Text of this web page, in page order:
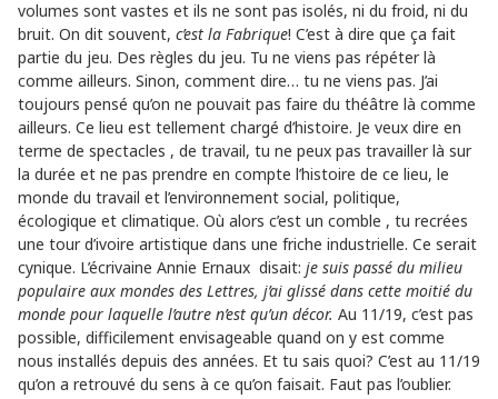
volumes sont vastes et ils ne sont pas isolés, ni du froid, ni du
bruit. On dit souvent, c’est la Fabrique! C’est à dire que ça fait
partie du jeu. Des règles du jeu. Tu ne viens pas répéter là
comme ailleurs. Sinon, comment dire… tu ne viens pas. J’ai
toujours pensé qu’on ne pouvait pas faire du théâtre là comme
ailleurs. Ce lieu est tellement chargé d’histoire. Je veux dire en
terme de spectacles , de travail, tu ne peux pas travailler là sur
la durée et ne pas prendre en compte l’histoire de ce lieu, le
monde du travail et l’environnement social, politique,
écologique et climatique. Où alors c’est un comble , tu recrées
une tour d’ivoire artistique dans une friche industrielle. Ce serait
cynique. L’écrivaine Annie Ernaux disait: je suis passé du milieu
populaire aux mondes des Lettres, j’ai glissé dans cette moitié du
monde pour laquelle l’autre n’est qu’un décor. Au 11/19, c’est pas
possible, difficilement envisageable quand on y est comme
nous installés depuis des années. Et tu sais quoi? C’est au 11/19
qu’on a retrouvé du sens à ce qu’on faisait. Faut pas l’oublier.